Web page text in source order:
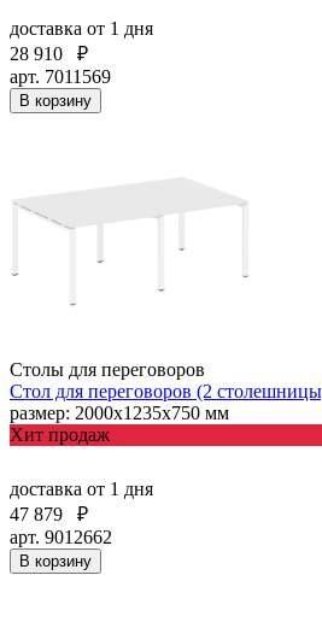
доставка от 1 дня
28 910
₽
арт. 7011569
В корзину
Столы для переговоров
Стол для переговоров (2
размер: 2000х1235х750 мм
Хит продаж
доставка от 1 дня
47 879
₽
арт. 9012662
В корзину